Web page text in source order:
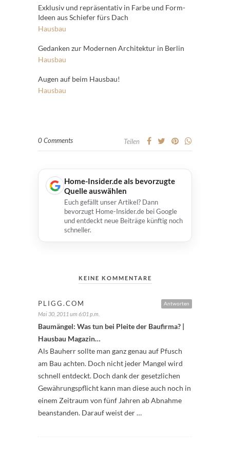
Exklusiv und repräsentativ in Farbe und Form-
Ideen aus Schiefer fürs Dach
Hausbau
Gedanken zur Modernen Architektur in Berlin
Hausbau
Augen auf beim Hausbau!
Hausbau
0 Comments Teilen
Home-Insider.de als bevorzugte
Quelle auswählen
Euch gefällt unser Artikel? Dann
bevorzugt Home-Insider.de bei Google
und entdeckt neue Beiträge künftig noch
schneller.
KEINE KOMMENTARE
Antworten
PLIGG.COM
Mai 30, 2011 um 6:01 p.m.
Baumängel: Was tun bei Pleite der Baufirma? |
Hausbau Magazin…
Als Bauherr sollte man ganz genau auf Pfusch
am Bau achten. Doch nicht jeder Mangel wird
schnell entdeckt. Doch dank der gesetzlichen
Gewährungspflicht kann man diese auch noch in
einem Zeitraum von fünf Jahren ab Abnahme
beanstanden. Darauf weist der …